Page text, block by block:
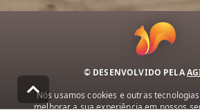
© DESENVOLVIDO PELA
Nós usamos cookies e outras
melhorar a sua experiência em nossos